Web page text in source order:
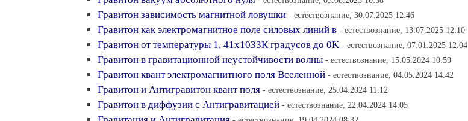
Гравитон зависимость магнитной ловушки - естествознание, 30.07.2025 12:46
Гравитон как электромагнитное поле силовых линий в - естествознание, 13.07.2025 12:10
Гравитон от температуры 1, 41x1033К градусов до 0K - естествознание, 07.01.2025 12:04
Гравитон в гравитационной неустойчивости волны - естествознание, 15.05.2024 10:59
Гравитон квант электромагнитного поля Вселенной - естествознание, 04.05.2024 14:42
Гравитон и Антигравитон квант поля - естествознание, 25.04.2024 11:12
Гравитон в диффузии с Антигравитацией - естествознание, 22.04.2024 14:05